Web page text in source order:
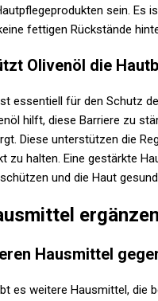
sein. Es
fettigen Rückstände
Olivenöl die
essentiell für den Schutz
hilft, diese Barriere zu
Diese unterstützen die
zu halten. Eine gestärkte
und die Haut
Hausmittel
es weitere Hausmittel, die